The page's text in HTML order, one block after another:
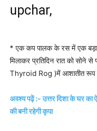
upchar,
* एक कप पालक के रस में एक
मिलाकर प्रतिदिन रात को सोने
Thyroid Rog )में आशातीत रूप
अवश्य पढ़ें :- उत्तर दिशा के घर का
की बनी रहेगी कृपा